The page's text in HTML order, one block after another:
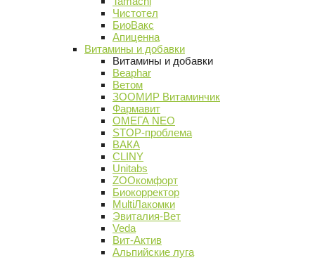
Чистотел
БиоВакс
Апиценна
Витамины и добавки
Витамины и добавки
Beaphar
Ветом
ЗООМИР Витаминчик
Фармавит
ОМЕГА NEO
STOP-проблема
ВАКА
CLINY
Unitabs
ZOOкомфорт
Биокорректор
MultiЛакомки
Эвиталия-Вет
Veda
Вит-Актив
Альпийские луга